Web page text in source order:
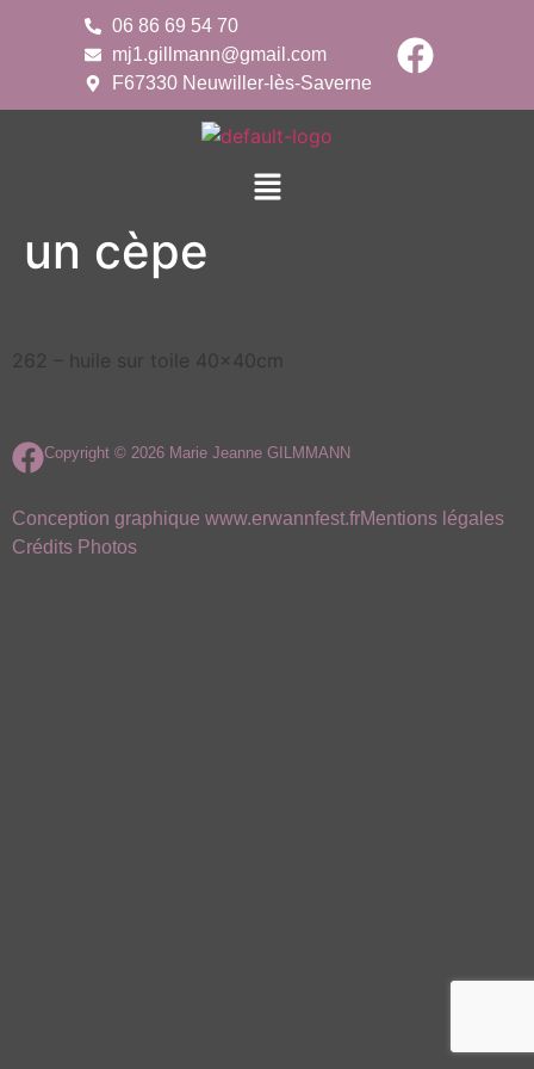
06 86 69 54 70
mj1.gillmann@gmail.com
F67330 Neuwiller-lès-Saverne
un cèpe
262 – huile sur toile 40x40cm
Copyright © 2026 Marie Jeanne GILMMANN
Conception graphique www.erwannfest.frMentions légales
Crédits Photos